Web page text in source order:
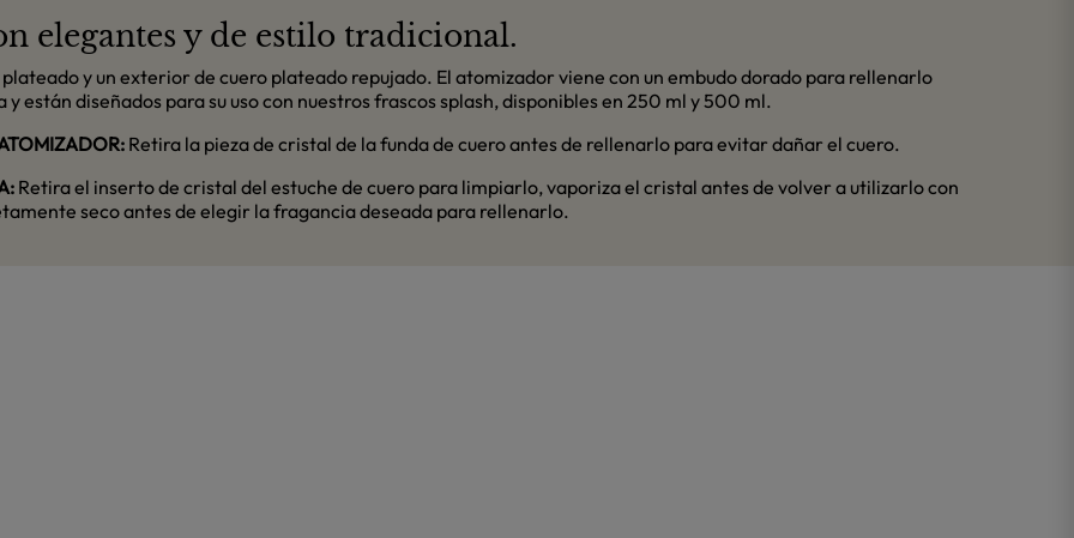
elegantes y de estilo tradicional.
y un exterior de cuero plateado repujado. El atomizador viene con un embudo dorado para rellenarlo
diseñados para su uso con nuestros frascos splash, disponibles en 250 ml y 500 ml.
Retira la pieza de cristal de la funda de cuero antes de rellenarlo para evitar dañar el cuero.
Retira el inserto de cristal del estuche de cuero para limpiarlo, vaporiza el cristal antes de volver a utilizarlo con
seco antes de elegir la fragancia deseada para rellenarlo.